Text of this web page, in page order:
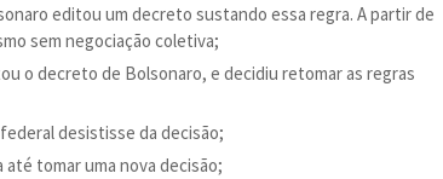
editou um decreto sustando essa regra. A partir de
sem negociação coletiva;
o decreto de Bolsonaro, e decidiu retomar as regras
desistisse da decisão;
tomar uma nova decisão;